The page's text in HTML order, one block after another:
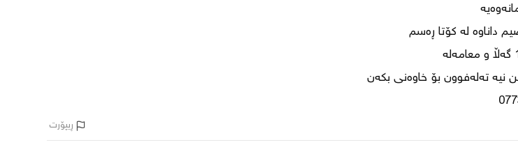
بەناوی خۆمانەوەیە
ڕەقەم شاصیم داناوە لە کۆتا ڕەسم
سعری: 140 گەڵا و معامەلە
تب/ هی من نیە تەلەفوون بۆ خاوەنی بکەن
ڕیپۆرت